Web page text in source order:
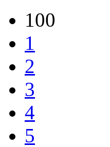
100
1
2
3
4
5